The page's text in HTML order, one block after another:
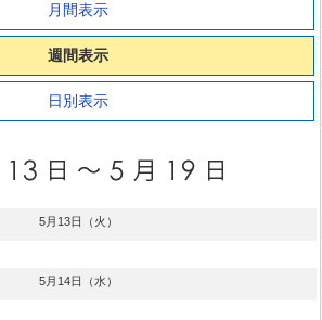
月間表示
週間表示
日別表示
5月13日（火）
5月14日（水）